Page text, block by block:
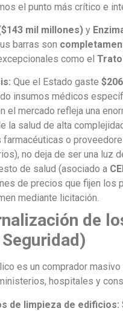
el punto más crítico e
mil millones) y
barras son
como el
Que el Estado gaste
insumos médicos
el mercado refleja una
la salud de alta
farmacéuticas o
no deja de ser una luz
de salud (asociado a
de precios que fijen los
mediante licitación.
de
es un comprador
hospitales y
de limpieza de edificios: